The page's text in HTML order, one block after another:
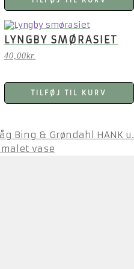
LYNGBY SMØRASIET
40,00kr.
TILFØJ TIL KURV
Bing & Grøndahl HANK u.
vase